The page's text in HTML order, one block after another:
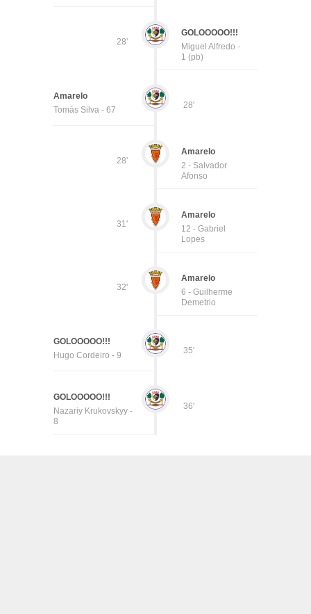
28'
GOLOOOOO!!!
Miguel Alfredo -
1 (pb)
28'
Amarelo
Tomás Silva - 67
28'
Amarelo
2 - Salvador
Afonso
31'
Amarelo
12 - Gabriel
Lopes
32'
Amarelo
6 - Guilherme
Demetrio
35'
GOLOOOOO!!!
Hugo Cordeiro - 9
36'
GOLOOOOO!!!
Nazariy Krukovskyy -
8